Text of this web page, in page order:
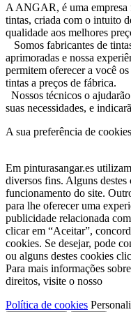
A ANGAR, é uma empresa
tintas, criada com o intuito
qualidade aos melhores
Somos fabricantes de
aprimoradas e nossa
permitem oferecer a você
tintas a preços de fábrica.
Nossos técnicos o
suas necessidades, e
A sua preferência de cookies
Em pinturasangar.es
diversos fins. Alguns destes
funcionamento do site.
para lhe oferecer uma
publicidade relacionada
clicar em “Aceitar”,
cookies. Se desejar, pode
ou alguns destes cookies
Para mais informações
direitos, visite o nosso
Política de cookies